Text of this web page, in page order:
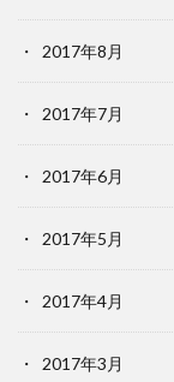
2017年8月
2017年7月
2017年6月
2017年5月
2017年4月
2017年3月